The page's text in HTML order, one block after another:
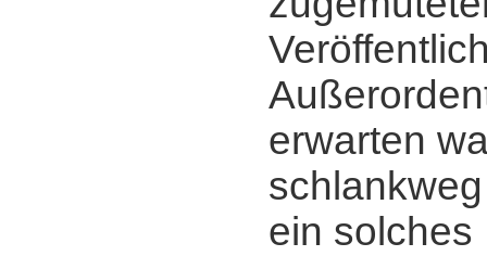
erwarten
ein solches